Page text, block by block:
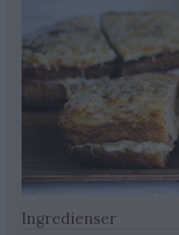
Ingredienser